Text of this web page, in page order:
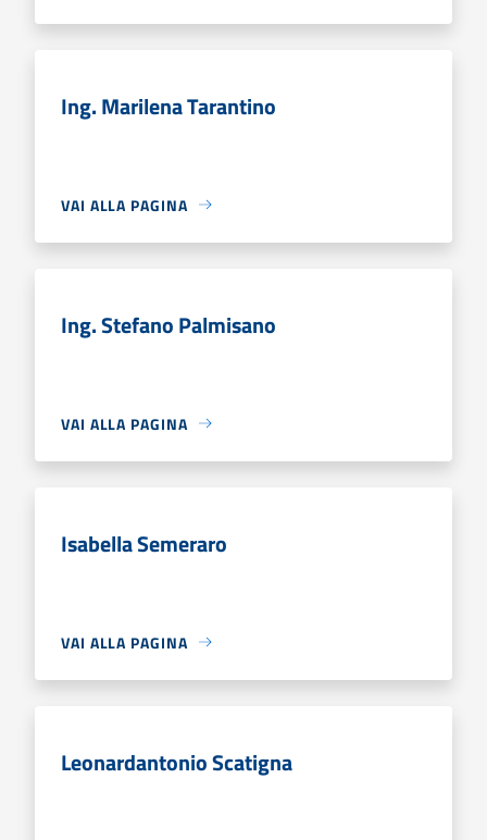
Ing. Marilena Tarantino
VAI ALLA PAGINA
Ing. Stefano Palmisano
VAI ALLA PAGINA
Isabella Semeraro
VAI ALLA PAGINA
Leonardantonio Scatigna